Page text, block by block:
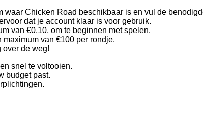
waar Chicken Road beschikbaar is en vul de
dat je account klaar is voor gebruik.
van €0,10, om te beginnen met spelen.
van €100 per rondje.
over de weg!
snel te voltooien.
budget past.